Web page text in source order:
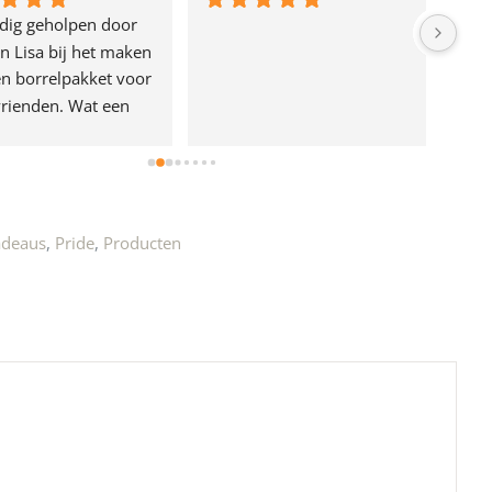
geholpen door
Lisa bij het maken
borrelpakket voor
Wat een
, Pride, Producten